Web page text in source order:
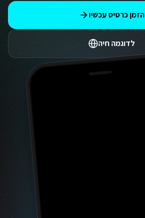
הזמן כרטיס עכשיו
לדוגמה חיה